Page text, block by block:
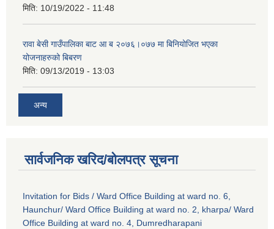
मिति: 10/19/2022 - 11:48
रावा बेसी गाउँपालिका बाट आ ब २०७६।०७७ मा बिनियोजित भएका
योजनाहरुको बिबरण
मिति: 09/13/2019 - 13:03
अन्य
सार्वजनिक खरिद/बोलपत्र सूचना
Invitation for Bids / Ward Office Building at ward no. 6,
Haunchur/ Ward Office Building at ward no. 2, kharpa/ Ward
Office Building at ward no. 4, Dumredharapani